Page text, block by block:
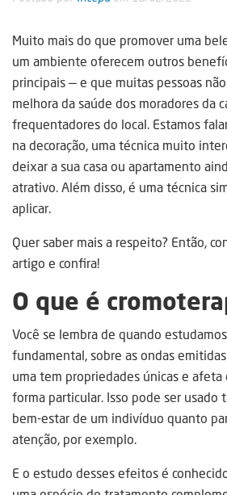
Muito mais do que promover uma
um ambiente oferecem outros
principais — e que muitas pessoas
melhora da saúde dos moradores da
frequentadores do local. Estamos
na decoração, uma técnica muito
deixar a sua casa ou apartamento
atrativo. Além disso, é uma técnica
aplicar.
Quer saber mais a respeito? Então,
artigo e confira!
O que é
Você se lembra de quando
fundamental, sobre as ondas
uma tem propriedades únicas e afeta
forma particular. Isso pode ser usado
bem-estar de um indivíduo quanto
atenção, por exemplo.
E o estudo desses efeitos é